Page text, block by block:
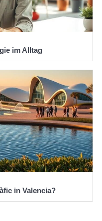
im Alltag
in Valencia?